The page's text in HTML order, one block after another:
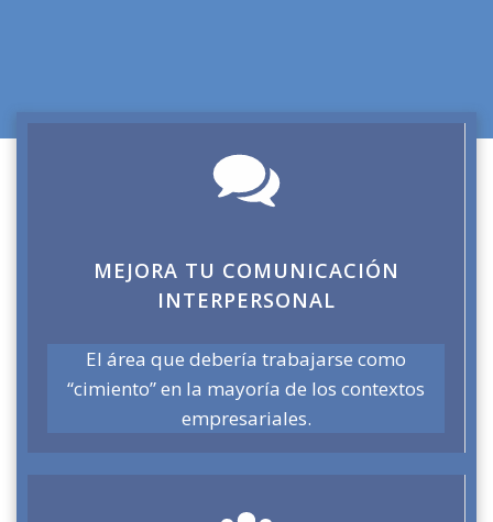
MEJORA TU COMUNICACIÓN
INTERPERSONAL
El área que debería trabajarse como
“cimiento” en la mayoría de los contextos
empresariales.